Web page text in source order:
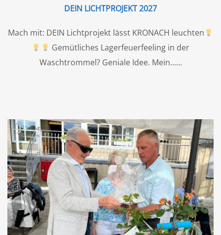
DEIN LICHTPROJEKT 2027
Mach mit: DEIN Lichtprojekt lässt KRONACH leuchten
Gemütliches Lagerfeuerfeeling in der
Waschtrommel? Geniale Idee. Mein...